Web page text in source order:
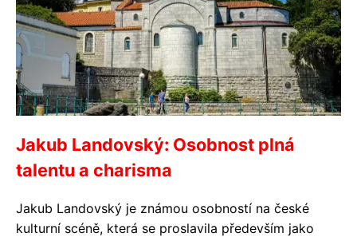
Jakub Landovský: Osobnost plná
talentu a charisma
Jakub Landovský je známou osobností na české
kulturní scéně, která se proslavila především jako